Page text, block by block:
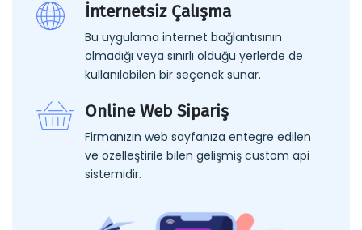
İnternetsiz Çalışma
Bu uygulama internet bağlantısının
olmadığı veya sınırlı olduğu yerlerde de
kullanılabilen bir seçenek sunar.
Online Web Sipariş
Firmanızın web sayfanıza entegre edilen
ve özelleştirile bilen gelişmiş custom api
sistemidir.